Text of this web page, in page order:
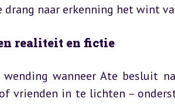
naar erkenning het wint
realiteit en fictie
wanneer Ate besluit
vrienden in te lichten –